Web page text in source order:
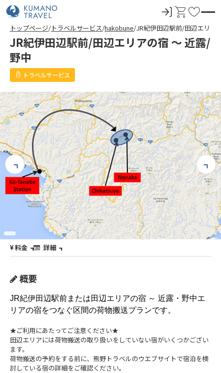
ロ
グ
イ
ン
カ
ー
ト
お
気
に
入
トップページ トラベルサービス hakobune JR紀伊田辺駅前/田辺エリア
JR紀伊田辺駅前/田辺エリアの宿 ～ 近露/
野中
トラベルサービス
料金 詳細
概要
JR紀伊田辺駅前または田辺エリアの宿 ～ 近露・野中エ
リアの宿をつなぐ区間の荷物搬送プランです。
★ご利用にあたってご注意ください★
田辺エリアには荷物搬送の取り扱いをしていない宿がいくつかござい
ます。
荷物搬送の予約をする前に、熊野トラベルのウエブサイトで宿泊を検
討している宿の詳細をご確認ください。